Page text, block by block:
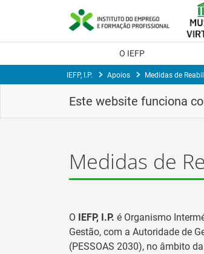
O IEFP
IEFP, I.P. Apoios Medidas de
Este website funciona
Medidas de
O IEFP, I.P. é Organismo
Gestão, com a Autoridade de
(PESSOAS 2030), no âmbito